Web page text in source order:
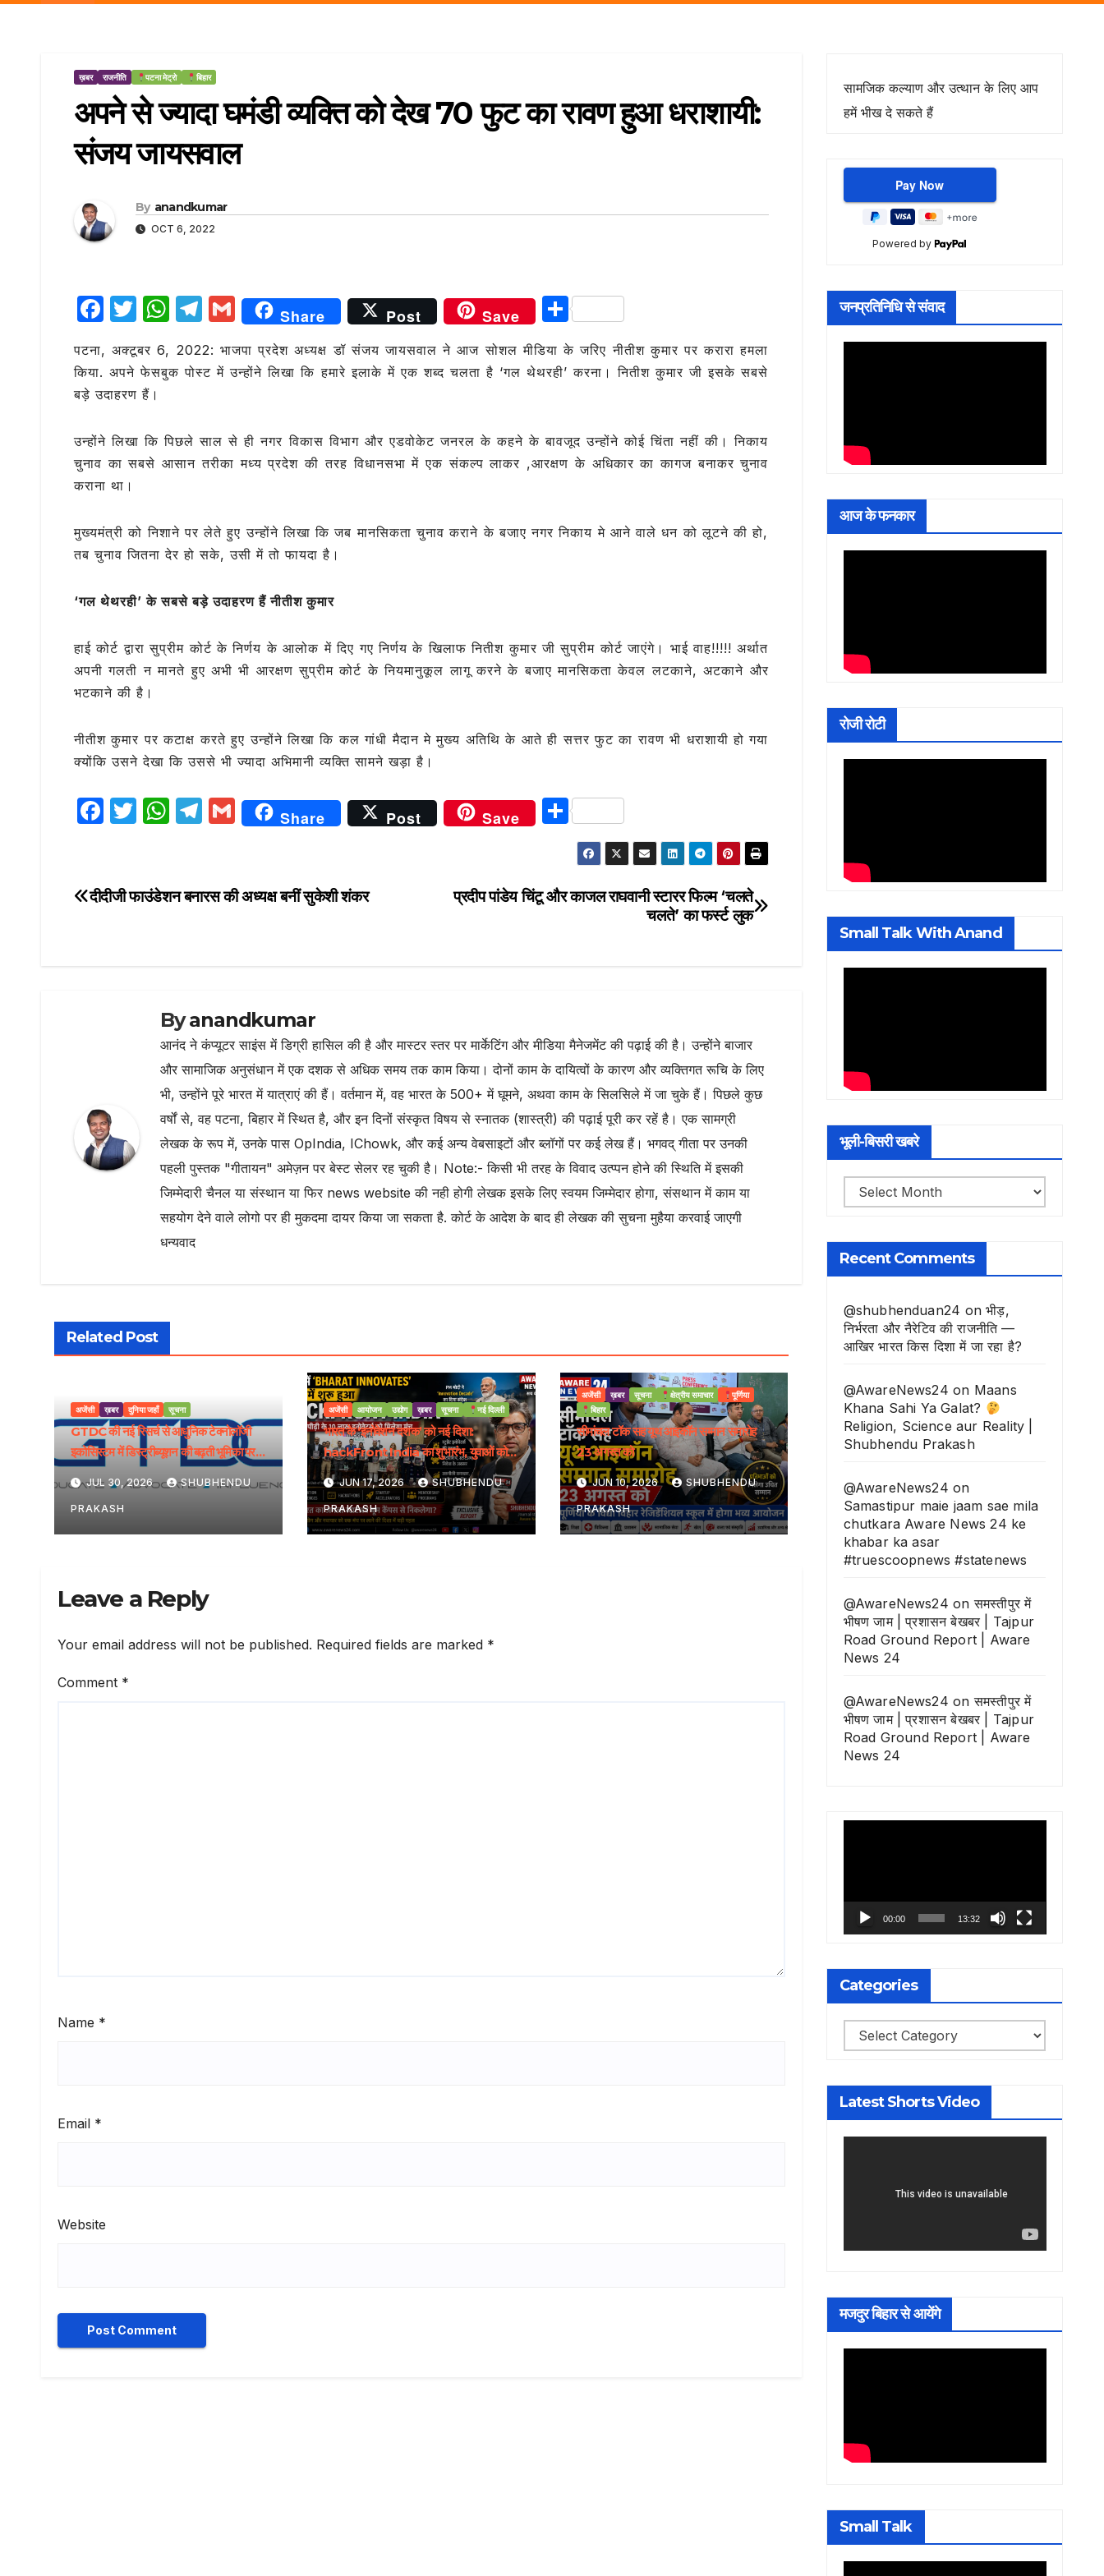
ख़बर राजनीति पटना मेट्रो बिहार
अपने से ज्यादा घमंडी व्यक्ति को देख 70 फुट का रावण हुआ धराशायी:
संजय जायसवाल
By anandkumar
OCT 6, 2022
F
c
e
o
o
k
T
it
te
W
at
s
p
p
T
e
g
m
G
m
ai
l
Share Post Save
S
ar
e
पटना, अक्टूबर 6, 2022: भाजपा प्रदेश अध्यक्ष डॉ संजय जायसवाल ने आज सोशल मीडिया के जरिए नीतीश कुमार पर करारा हमला
किया. अपने फेसबुक पोस्ट में उन्होंने लिखा कि हमारे इलाके में एक शब्द चलता है ‘गल थेथरही’ करना। नितीश कुमार जी इसके सबसे
बड़े उदाहरण हैं।
उन्होंने लिखा कि पिछले साल से ही नगर विकास विभाग और एडवोकेट जनरल के कहने के बावजूद उन्होंने कोई चिंता नहीं की। निकाय
चुनाव का सबसे आसान तरीका मध्य प्रदेश की तरह विधानसभा में एक संकल्प लाकर ,आरक्षण के अधिकार का कागज बनाकर चुनाव
कराना था।
मुख्यमंत्री को निशाने पर लेते हुए उन्होंने लिखा कि जब मानसिकता चुनाव कराने के बजाए नगर निकाय मे आने वाले धन को लूटने की हो,
तब चुनाव जितना देर हो सके, उसी में तो फायदा है।
‘गल थेथरही’ के सबसे बड़े उदाहरण हैं नीतीश कुमार
हाई कोर्ट द्वारा सुप्रीम कोर्ट के निर्णय के आलोक में दिए गए निर्णय के खिलाफ नितीश कुमार जी सुप्रीम कोर्ट जाएंगे। भाई वाह!!!!! अर्थात
अपनी गलती न मानते हुए अभी भी आरक्षण सुप्रीम कोर्ट के नियमानुकूल लागू करने के बजाए मानसिकता केवल लटकाने, अटकाने और
भटकाने की है।
नीतीश कुमार पर कटाक्ष करते हुए उन्होंने लिखा कि कल गांधी मैदान मे मुख्य अतिथि के आते ही सत्तर फुट का रावण भी धराशायी हो गया
क्योंकि उसने देखा कि उससे भी ज्यादा अभिमानी व्यक्ति सामने खड़ा है।
F
e
T
te
W
s
T
g
G
m
l
Share Post Save
S
h
ar
e
Post
प्रदीप पांडेय चिंटू और काजल राघवानी स्टारर फिल्म ‘चलते
चलते’ का फर्स्ट लुक
दीदीजी फाउंडेशन बनारस की अध्यक्ष बनीं सुकेशी शंकर
Byanandkumar
आनंद ने कंप्यूटर साइंस में डिग्री हासिल की है और मास्टर स्तर पर मार्केटिंग और मीडिया मैनेजमेंट की पढ़ाई की है। उन्होंने बाजार
और सामाजिक अनुसंधान में एक दशक से अधिक समय तक काम किया। दोनों काम के दायित्वों के कारण और व्यक्तिगत रूचि के लिए
भी, उन्होंने पूरे भारत में यात्राएं की हैं। वर्तमान में, वह भारत के 500+ में घूमने, अथवा काम के सिलसिले में जा चुके हैं। पिछले कुछ
वर्षों से, वह पटना, बिहार में स्थित है, और इन दिनों संस्कृत विषय से स्नातक (शास्त्री) की पढ़ाई पूरी कर रहें है। एक सामग्री
लेखक के रूप में, उनके पास OpIndia, IChowk, और कई अन्य वेबसाइटों और ब्लॉगों पर कई लेख हैं। भगवद् गीता पर उनकी
पहली पुस्तक "गीतायन" अमेज़न पर बेस्ट सेलर रह चुकी है। Note:- किसी भी तरह के विवाद उत्प्पन होने की स्थिति में इसकी
जिम्मेदारी चैनल या संस्थान या फिर news website की नही होगी लेखक इसके लिए स्वयम जिम्मेदार होगा, संसथान में काम या
सहयोग देने वाले लोगो पर ही मुकदमा दायर किया जा सकता है. कोर्ट के आदेश के बाद ही लेखक की सुचना मुहैया करवाई जाएगी
धन्यवाद
Related Post
अजेंसी ख़बर दुनिया जहाँ सूचना
GTDC की नई रिसर्च से आधुनिक टेक्नोलॉजी
इकोसिस्टम में डिस्ट्रीब्यूशन की बढ़ती भूमिका पर
JUL 30, 2026 SHUBHENDU
PRAKASH
अजेंसी आयोजन उद्योग ख़बर सूचना नई दिल्ली
भारत के ‘इनोवेशन दशक’ को नई दिशा:
hackFront India का शुभारंभ, युवाओं को
मिलेगा राष्ट्रीय मंच
JUN 17, 2026 SHUBHENDU
PRAKASH
अजेंसी ख़बर सूचना क्षेत्रीय समाचार
पूर्णिया
बिहार
सीमांचल टॉक सह यूथ आइकॉन सम्मान समारोह
23 अगस्त को
JUN 10, 2026 SHUBHENDU
PRAKASH
Leave a Reply
Your email address will not be published. Required fields are marked *
Comment *
Name *
Email *
Website
सामजिक कल्याण और उत्थान के लिए आप
हमें भीख दे सकते हैं
Powered by
जनप्रतिनिधि से संवाद
आज के फनकार
रोजी रोटी
Small Talk With Anand
भूली-बिसरी खबरे
भूली-
बिसरी
Recent Comments
@shubhenduan24 onभीड़,
निर्भरता और नैरेटिव की राजनीति —
आखिर भारत किस दिशा में जा रहा है?
@AwareNews24 on Maans
Khana Sahi Ya Galat?
Religion, Science aur Reality |
Shubhendu Prakash
@AwareNews24 on
Samastipur maie jaam sae mila
chutkara Aware News 24 ke
khabar ka asar
#truescoopnews #statenews
@AwareNews24 onसमस्तीपुर में
भीषण जाम | प्रशासन बेखबर | Tajpur
Road Ground Report | Aware
News 24
@AwareNews24 onसमस्तीपुर में
भीषण जाम | प्रशासन बेखबर | Tajpur
Road Ground Report | Aware
News 24
00:00 13:32
Categories
Categories
Latest Shorts Video
मजदुर बिहार से आयेंगे
Small Talk
r